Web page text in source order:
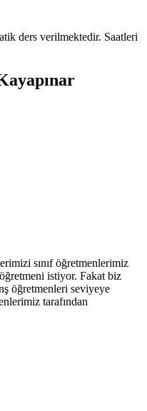
ders verilmektedir. Saatleri
sınıf öğretmenlerimiz
istiyor. Fakat biz
öğretmenleri seviyeye
tarafından